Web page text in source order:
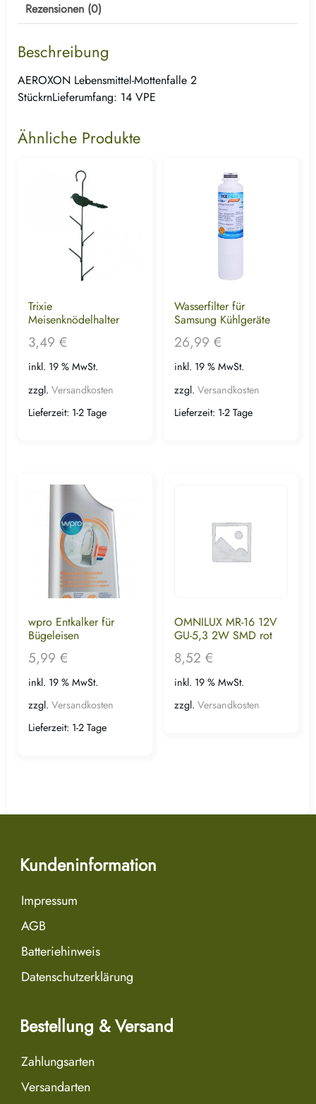
Rezensionen (0)
Beschreibung
AEROXON Lebensmittel-Mottenfalle 2
StückrnLieferumfang: 14 VPE
Ähnliche Produkte
Trixie
Meisenknödelhalter
3,49 €
inkl. 19 % MwSt.
zzgl. Versandkosten
Lieferzeit: 1-2 Tage
Wasserfilter für
Samsung Kühlgeräte
26,99 €
inkl. 19 % MwSt.
zzgl. Versandkosten
Lieferzeit: 1-2 Tage
wpro Entkalker für
Bügeleisen
5,99 €
inkl. 19 % MwSt.
zzgl. Versandkosten
Lieferzeit: 1-2 Tage
OMNILUX MR-16 12V
GU-5,3 2W SMD rot
8,52 €
inkl. 19 % MwSt.
zzgl. Versandkosten
Kundeninformation
Impressum
AGB
Batteriehinweis
Datenschutzerklärung
Bestellung & Versand
Zahlungsarten
Versandarten